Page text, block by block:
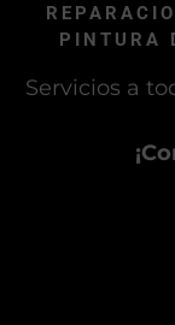
PINTURA
Servicios a